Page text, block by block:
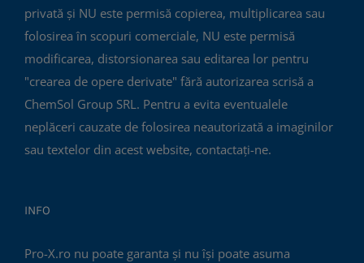
privată și NU este permisă copierea, multiplicarea sau
folosirea în scopuri comerciale, NU este permisă
modificarea, distorsionarea sau editarea lor pentru
"crearea de opere derivate" fără autorizarea scrisă a
ChemSol Group SRL. Pentru a evita eventualele
neplăceri cauzate de folosirea neautorizată a imaginilor
sau textelor din acest website, contactați-ne.
INFO
Pro-X.ro nu poate garanta și nu își poate asuma